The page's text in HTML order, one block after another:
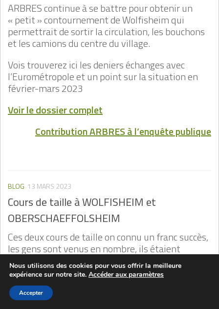
ARBRES continue à se battre pour obtenir un
« petit » contournement de Wolfisheim qui
permettrait de sortir la circulation, les bouchons
et les camions du centre du village.
Vois trouverez ici les deniers échanges avec
l’Eurométropole et un point sur la situation en
février-mars 2023
Voir le dossier complet
Contribution ARBRES à l’enquête publique
BLOG 13 MARS 2023
Cours de taille à WOLFISHEIM et
OBERSCHAEFFOLSHEIM
Ces deux cours de taille on connu un franc succès,
les gens sont venus en nombre, ils étaient
intéressés, curieux et très preneurs.
Nous espérons renouveler cette expérience à
l’automne
Voir le compte rendu
Nous utilisons des cookies pour vous offrir la meilleure
expérience sur notre site. Accéder aux paramètres
Accepter